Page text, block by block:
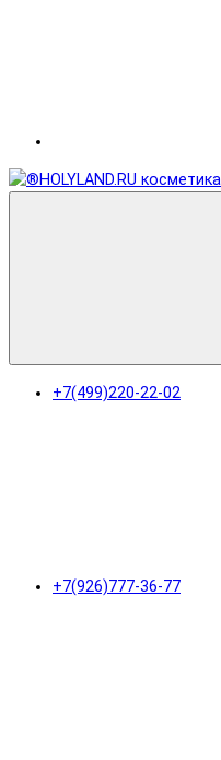
+7(499)220-22-02
+7(926)777-36-77